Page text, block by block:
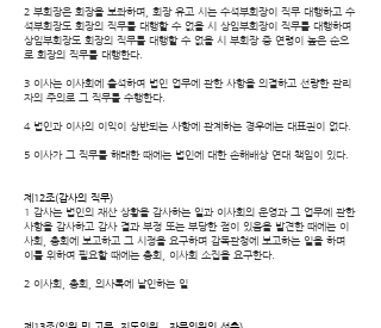
2 부회장은 회장을 보좌하며, 회장 유고 시는 수석부회장이 직무 대행하고 수
석부회장도 회장의 직무를 대행할 수 없을 시 상임부회장이 직무를 대행하며
상임부회장도 회장의 직무를 대행할 수 없을 시 부회장 중 연령이 높은 순으
로 회장의 직무를 대행한다.
3 이사는 이사회에 출석하여 법인 업무에 관한 사항을 의결하고 선량한 관리
자의 주의로 그 직무를 수행한다.
4 법인과 이사의 이익이 상반되는 사항에 관계하는 경우에는 대표권이 없다.
5 이사가 그 직무를 해태한 때에는 법인에 대한 손해배상 연대 책임이 있다.
제12조(감사의 직무)
1 감사는 법인의 재산 상황을 감사하는 일과 이사회의 운영과 그 업무에 관한
사항을 감사하고 감사 결과 부정 또는 부당한 점이 있음을 발견한 때에는 이
사회, 총회에 보고하고 그 시정을 요구하며 감독관청에 보고하는 일을 하며
이를 위하여 필요할 때에는 총회, 이사회 소집을 요구한다.
2 이사회, 총회, 의사록에 날인하는 일